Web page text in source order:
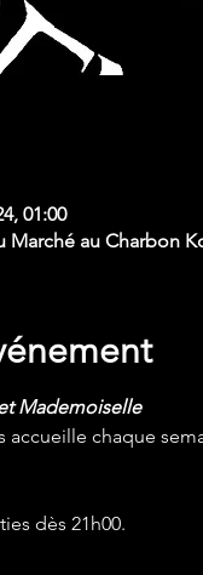
01:00
au Charbon
Mademoiselle
accueille chaque
dès 21h00.